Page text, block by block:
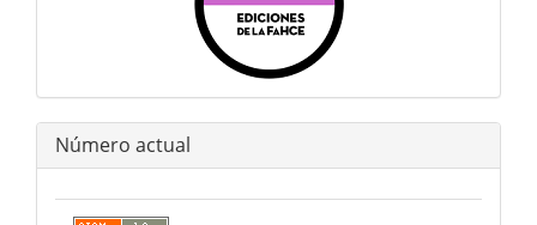
Número actual